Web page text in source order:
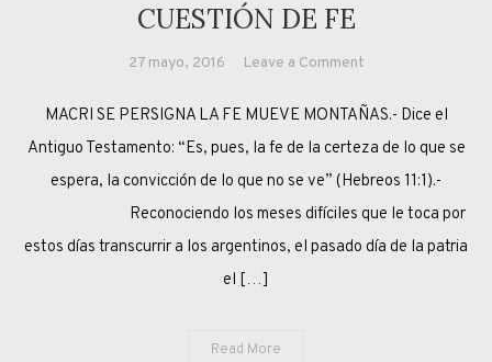
CUESTIÓN DE FE
27 mayo, 2016 Leave a Commenton
DE
FE
MACRI SE PERSIGNA LA FE MUEVE MONTAÑAS.- Dice el
Antiguo Testamento: “Es, pues, la fe de la certeza de lo que se
espera, la convicción de lo que no se ve” (Hebreos 11:1).-
Reconociendo los meses difíciles que le toca por
estos días transcurrir a los argentinos, el pasado día de la patria
el […]
Read More